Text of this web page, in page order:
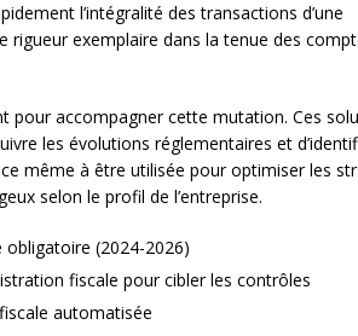
l’intégralité des transactions d’une
rigueur exemplaire dans la tenue des
pour accompagner cette mutation. Ces
les évolutions réglementaires et
même à être utilisée pour optimiser les
selon le profil de l’entreprise.
(2024-2026)
fiscale pour cibler les contrôles
automatisée